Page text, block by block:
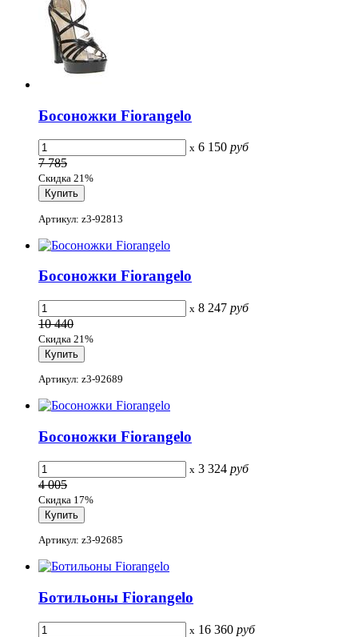
Босоножки Fiorangelo
x 6 150 руб
7 785
Скидка 21%
Артикул: z3-92813
Босоножки Fiorangelo
x 8 247 руб
10 440
Скидка 21%
Артикул: z3-92689
Босоножки Fiorangelo
x 3 324 руб
4 005
Скидка 17%
Артикул: z3-92685
Ботильоны Fiorangelo
x 16 360 руб